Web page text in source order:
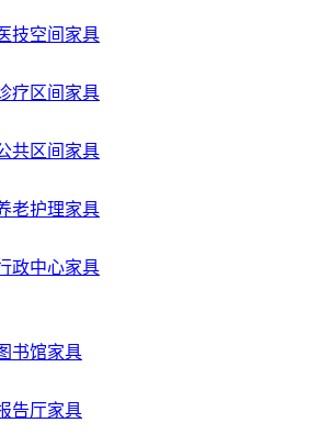
技空间家具
疗区间家具
共区间家具
老护理家具
政中心家具
书馆家具
告厅家具